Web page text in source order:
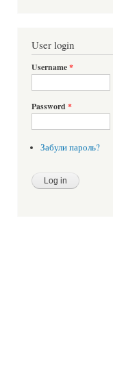
User login
Username*
Password *
Забули пароль?